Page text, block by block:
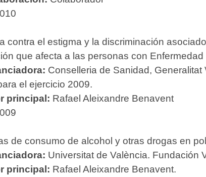
contra el estigma y la discriminación
que afecta a las personas con Enfermedad
Conselleria de Sanidad,
el ejercicio 2009.
principal: Rafael Aleixandre Benavent
de consumo de alcohol y otras drogas en
Universitat de València. Fundación
principal: Rafael Aleixandre Benavent.